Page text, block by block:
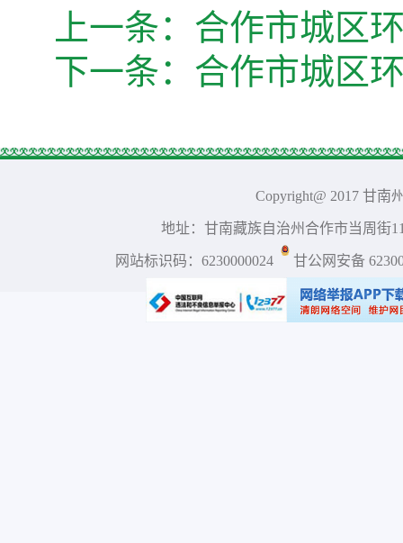
上一条： 合作市城区
下一条： 合作市城区
Copyright@ 2017 甘南
地址：甘南藏族自治州合作市当周街
网站标识码：6230000024 甘公网安备